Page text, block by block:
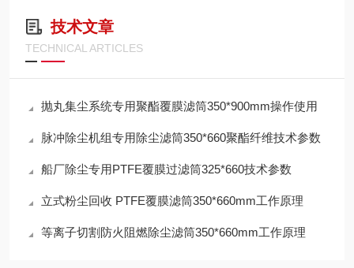
技术文章
TECHNICAL ARTICLES
抛丸集尘系统专用聚酯覆膜滤筒350*900mm操作使用
脉冲除尘机组专用除尘滤筒350*660聚酯纤维技术参数
船厂除尘专用PTFE覆膜过滤筒325*660技术参数
立式粉尘回收 PTFE覆膜滤筒350*660mm工作原理
等离子切割防火阻燃除尘滤筒350*660mm工作原理